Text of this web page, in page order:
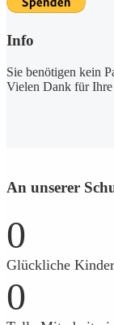
Info
Sie benötigen kein
Vielen Dank für
An unserer
0
Glückliche Kinder
0